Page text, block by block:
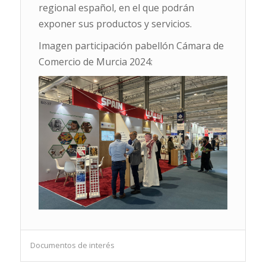
regional español, en el que podrán
exponer sus productos y servicios.
Imagen participación pabellón Cámara de
Comercio de Murcia 2024:
Documentos de interés